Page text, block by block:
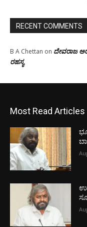
RECENT COMMENTS
B A Chettan on ದೇವರಾಜ
ರಹಸ್ಯ
Most Read Articles